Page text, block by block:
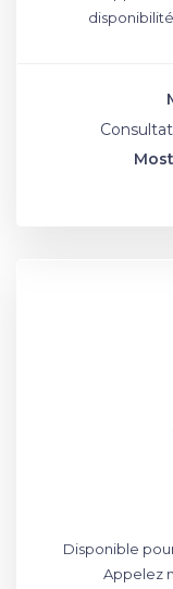
Disponible
Appelez